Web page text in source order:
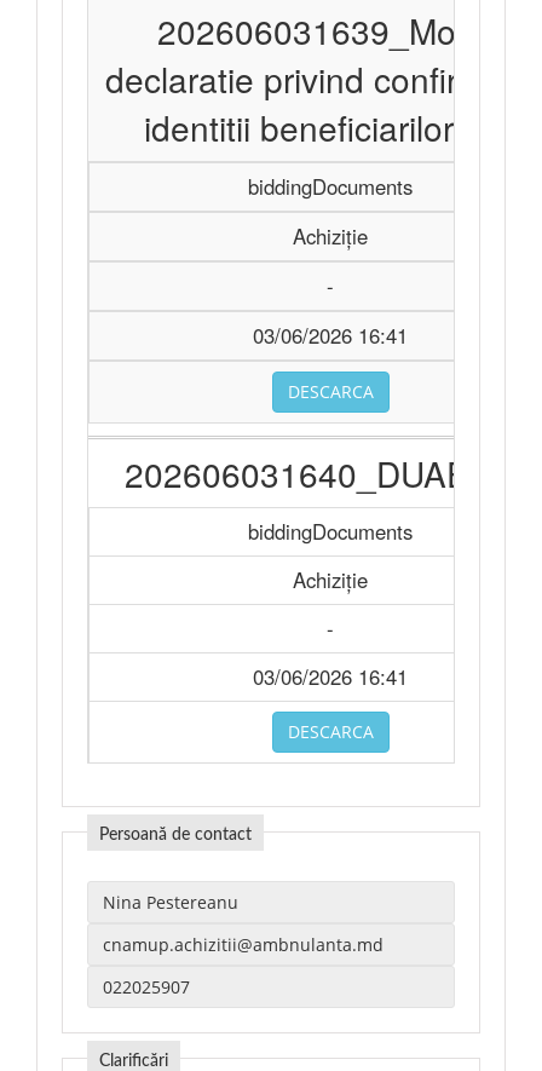
202606031639_Model
declaratie privind
identitii beneficiarilor.doc
biddingDocuments
Achiziție
-
03/06/2026 16:41
DESCARCA
202606031640_DUAE.doc
biddingDocuments
Achiziție
-
03/06/2026 16:41
DESCARCA
Persoană de contact
Clarificări